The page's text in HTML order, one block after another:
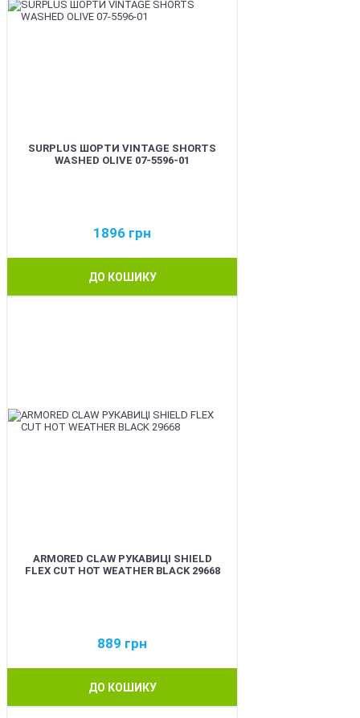
SURPLUS ШОРТИ VINTAGE SHORTS
WASHED OLIVE 07-5596-01
1896 грн
ДО КОШИКУ
ARMORED CLAW РУКАВИЦІ SHIELD
FLEX CUT HOT WEATHER BLACK 29668
889 грн
ДО КОШИКУ